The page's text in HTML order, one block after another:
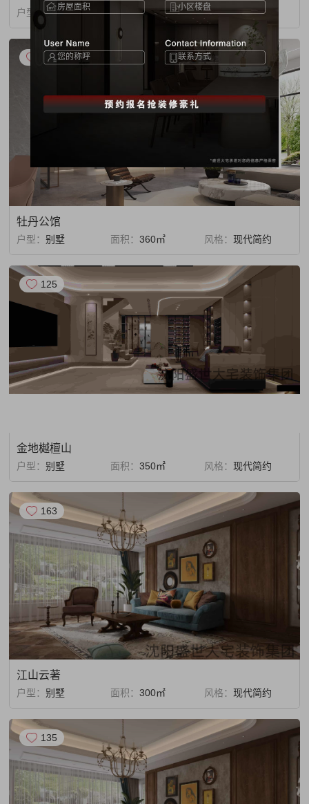
户型：复式 面积：400㎡ 风格：意式轻奢
牡丹公馆
户型：别墅 面积：360㎡ 风格： 现代简约
140
金地樾檀山
户型：别墅 面积：350㎡ 风格： 现代简约
125
江山云著
户型：别墅 面积：300㎡ 风格： 现代简约
163
135